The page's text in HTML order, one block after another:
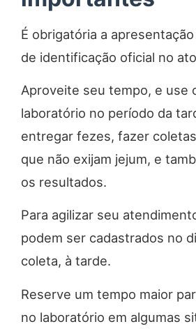
É obrigatória a
de identificação oficial no
Aproveite seu tempo, e use
laboratório no período da
entregar fezes, fazer
que não exijam jejum, e
os resultados.
Para agilizar seu
podem ser cadastrados no
coleta, à tarde.
Reserve um tempo maior
no laboratório em algumas